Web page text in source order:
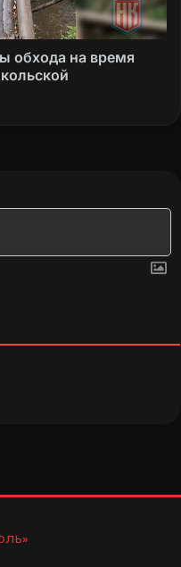
обхода на время